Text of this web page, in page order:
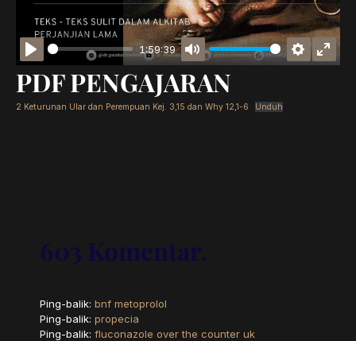
PLAY
1:59:39
MUTE
PDF PENGAJARAN
2 Keturunan Ular dan Perempuan Kej. 3,15 dan Why 12,1-6 Unduh
603 Komentar.
Ping-balik: bnf metoprolol
Ping-balik: propecia
Ping-balik: fluconazole over the counter uk